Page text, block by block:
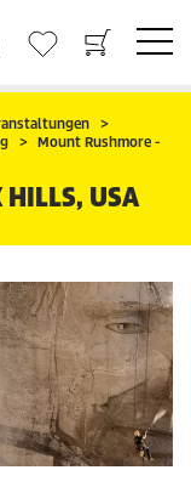
Mount Rushmore -
HILLS, USA